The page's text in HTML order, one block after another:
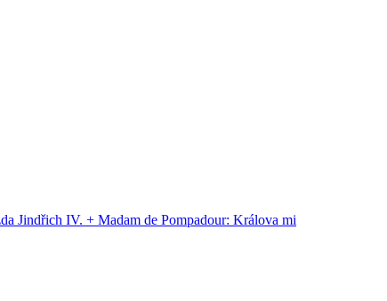
Jindřich IV. + Madam de Pompadour: Králova mi